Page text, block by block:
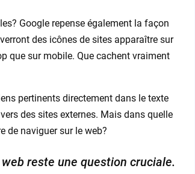
Google repense également la façon
des icônes de sites apparaître sur
que sur mobile. Que cachent vraiment
pertinents directement dans le texte
des sites externes. Mais dans quelle
de naviguer sur le web?
reste une question cruciale.